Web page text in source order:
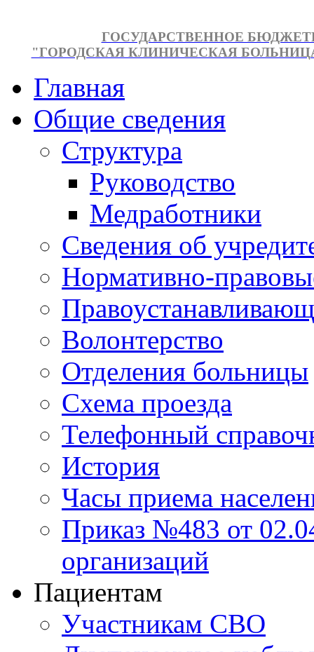
ГОСУДАРСТВЕННОЕ
"ГОРОДСКАЯ КЛИНИЧЕСКАЯ
Главная
Общие сведения
Структура
Руководство
Медработники
Сведения об
Нормативно-
Волонтерство
Отделения больницы
Схема проезда
Телефонный
История
Часы приема
Приказ №483 от
организаций
Пациентам
Участникам СВО